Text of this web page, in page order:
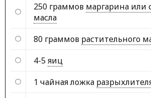
250 граммов маргарина или
масла
80 граммов растительного
4-5яиц
1 чайная ложка